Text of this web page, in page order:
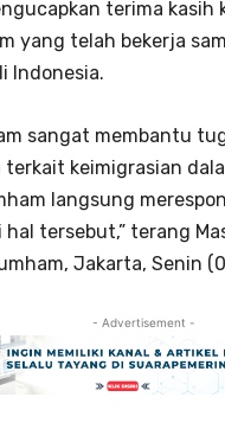
terima kasih
yang telah bekerja
Indonesia.
sangat membantu
keimigrasian
langsung
hal tersebut,” terang
Jakarta, Senin
- Advertisement -